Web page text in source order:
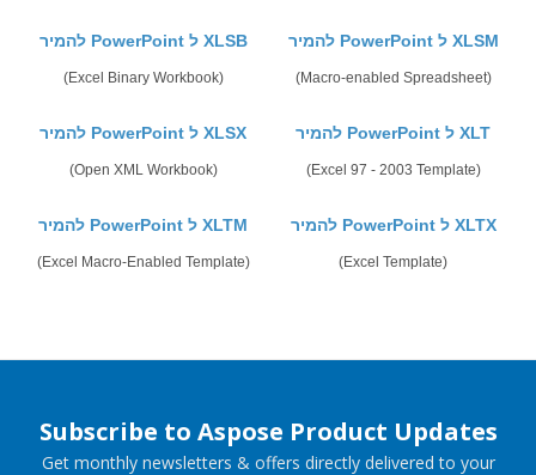
להמיר PowerPoint ל XLSB
(Excel Binary Workbook)
להמיר PowerPoint ל XLSM
(Macro-enabled Spreadsheet)
להמיר PowerPoint ל XLSX
(Open XML Workbook)
להמיר PowerPoint ל XLT
(Excel 97 - 2003 Template)
להמיר PowerPoint ל XLTM
(Excel Macro-Enabled Template)
להמיר PowerPoint ל XLTX
(Excel Template)
Subscribe to Aspose Product Updates
Get monthly newsletters & offers directly delivered to your